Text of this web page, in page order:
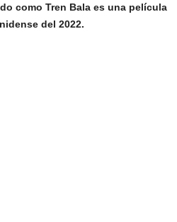
como Tren Bala es una película
del 2022.